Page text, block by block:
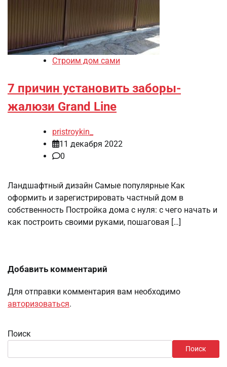
Строим дом сами
7 причин установить заборы-
жалюзи Grand Line
pristroykin_
11 декабря 2022
0
Ландшафтный дизайн Самые популярные Как
оформить и зарегистрировать частный дом в
собственность Постройка дома с нуля: с чего начать и
как построить своими руками, пошаговая […]
Добавить комментарий
Для отправки комментария вам необходимо
авторизоваться.
Поиск
Поиск